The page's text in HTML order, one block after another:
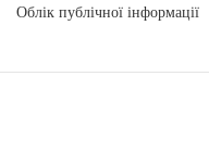
Облік публічної інформації